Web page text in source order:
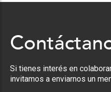
Si tienes interés en
invitamos a enviarnos un